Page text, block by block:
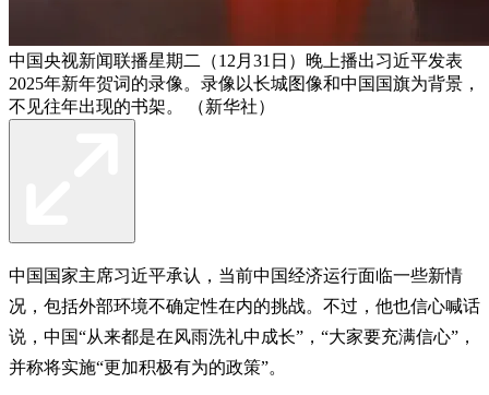
中国央视新闻联播星期二（12月31日）晚上播出习近平发表
2025年新年贺词的录像。录像以长城图像和中国国旗为背景，
不见往年出现的书架。 （新华社）
中国国家主席习近平承认，当前中国经济运行面临一些新情
况，包括外部环境不确定性在内的挑战。不过，他也信心喊话
说，中国“从来都是在风雨洗礼中成长”，“大家要充满信心”，
并称将实施“更加积极有为的政策”。